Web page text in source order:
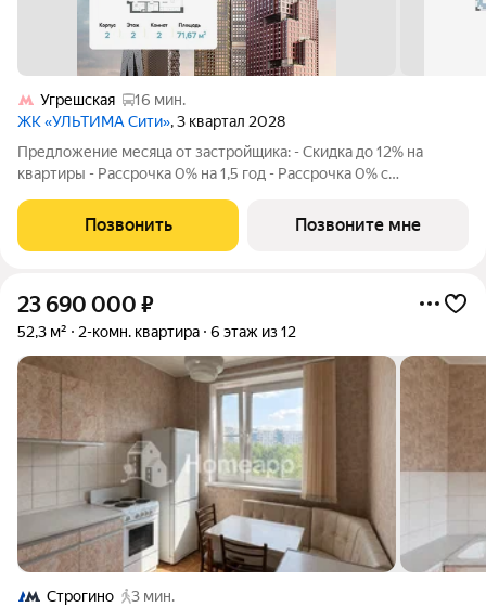
Угрешская
16 мин.
ЖК «УЛЬТИМА Сити», 3 квартал 2028
Предложение месяца от застройщика: - Скидка до 12% на
квартиры - Рассрочка 0% на 1,5 год - Рассрочка 0% с
7% на 7 лет - Семейная ипотека без удорожания, ставка 4% -
Ипотека для всех на весь
Позвонить Позвоните мне
23 690 000 ₽
52,3 м² 2-комн. квартира 6 этаж из 12
Строгино
3 мин.